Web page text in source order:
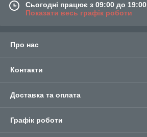
Сьогодні працює з 09:00 до 19:00
Показати весь графік роботи
Про нас
Контакти
Доставка та оплата
Графік роботи